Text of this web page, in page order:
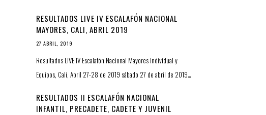
RESULTADOS LIVE IV ESCALAFÓN NACIONAL
MAYORES, CALI, ABRIL 2019
27 ABRIL, 2019
Resultados LIVE IV Escalafón Nacional Mayores Individual y
Equipos, Cali, Abril 27-28 de 2019 sábado 27 de abril de 2019…
RESULTADOS II ESCALAFÓN NACIONAL
INFANTIL, PRECADETE, CADETE Y JUVENIL